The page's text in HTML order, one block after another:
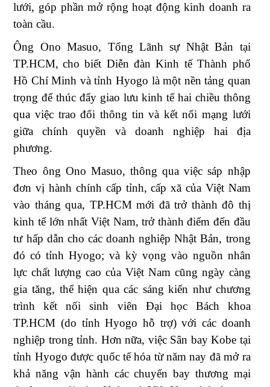
lưới, góp phần mở rộng hoạt động kinh doanh ra
toàn cầu.
Ông Ono Masuo, Tổng Lãnh sự Nhật Bản tại
TP.HCM, cho biết Diễn đàn Kinh tế Thành phố
Hồ Chí Minh và tỉnh Hyogo là một nền tảng quan
trọng để thúc đẩy giao lưu kinh tế hai chiều thông
qua việc trao đổi thông tin và kết nối mạng lưới
giữa chính quyền và doanh nghiệp hai địa
phương.
Theo ông Ono Masuo,thông qua việc sáp nhập
đơn vị hành chính cấp tỉnh, cấp xã của Việt Nam
vào tháng qua, TP.HCM mới đã trở thành đô thị
kinh tế lớn nhất Việt Nam, trở thành điểm đến đầu
tư hấp dẫn cho các doanh nghiệp Nhật Bản, trong
đó có tỉnh Hyogo; và kỳ vọng vào nguồn nhân
lực chất lượng cao của Việt Nam cũng ngày càng
gia tăng, thể hiện qua các sáng kiến như chương
trình kết nối sinh viên Đại học Bách khoa
TP.HCM (do tỉnh Hyogo hỗ trợ) với các doanh
nghiệp trong tỉnh. Hơn nữa, việc Sân bay Kobe tại
tỉnh Hyogo được quốc tế hóa từ năm nay đã mở ra
khả năng vận hành các chuyến bay thương mại